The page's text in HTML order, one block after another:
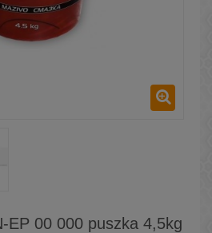
EP 00 000 puszka 4,5kg